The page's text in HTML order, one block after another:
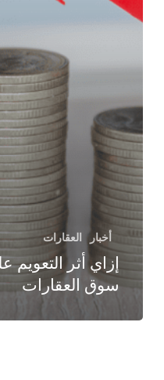
أخبار العقارات
إزاي أثر التعويم
سوق العقارات